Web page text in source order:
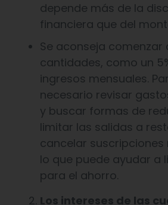
depende más de la
financiera que del
Se aconseja comenzar
cantidades, como un
ingresos mensuales.
necesario revisar
y buscar formas de
limitar las salidas a
cancelar suscripciones
lo que puede ayudar a
para el ahorro.
Los intereses de las